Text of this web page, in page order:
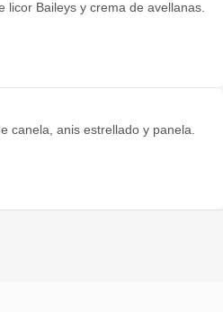
licor Baileys y crema de avellanas.
canela, anis estrellado y panela.